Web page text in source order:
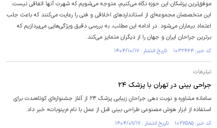
موفق‌ترین پزشکان این حوزه نگاه می‌کنیم، متوجه می‌شویم که شهرت آنها اتفاقی نیست.
این متخصصان مجموعه‌ای از استاندارد‌های اخلاقی و فنی را رعایت می‌کنند که باعث جلب
اعتماد بیماران می‌شود. در ادامه این مطلب، به بررسی دقیق ویژگی‌هایی می‌پردازیم که
برترین جراحان ایران و جهان را از دیگران متمایز می‌کند.
کد خبر: ۱۰۳۲۴۶۴ تاریخ انتشار : ۱۴۰۴/۱۰/۱۷
تبلیغات
جراحی بینی در تهران با پزشک ۲۴
سامانه مشاوره و نوبت دهی جراحان زیبایی پزشک ۲۴ از آغاز جشنواره‌ای کوتاه‌مدت برای
استفاده از ابزار هوش مصنوعی طراحی بینی قبل از عمل با نام «رینوبات» خبر داد.
کد خبر: ۱۰۲۷۵۸۵ تاریخ انتشار : ۱۴۰۴/۰۹/۱۷